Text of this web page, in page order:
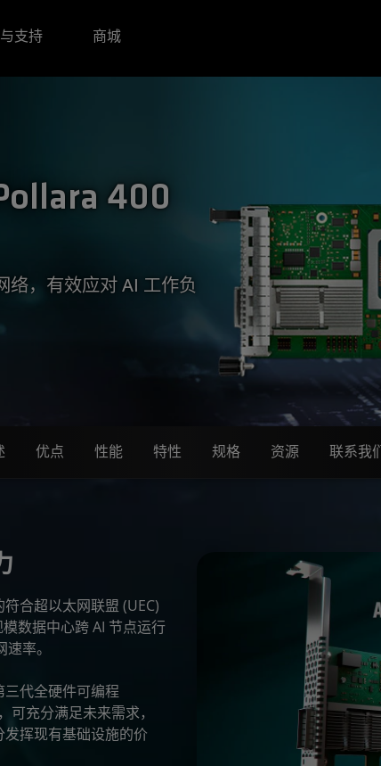
支持 商城
400
，有效应对 AI 工作负
优点 性能 特性 规格 资源 联系我
合超以太网联盟 (UEC)
数据中心跨 AI 节点运行
率。
代全硬件可编程
充分满足未来需求，
挥现有基础设施的价